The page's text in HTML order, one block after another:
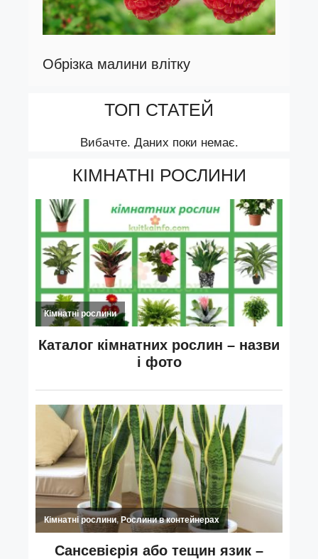
Обрізка малини влітку
ТОП СТАТЕЙ
Вибачте. Даних поки немає.
КІМНАТНІ РОСЛИНИ